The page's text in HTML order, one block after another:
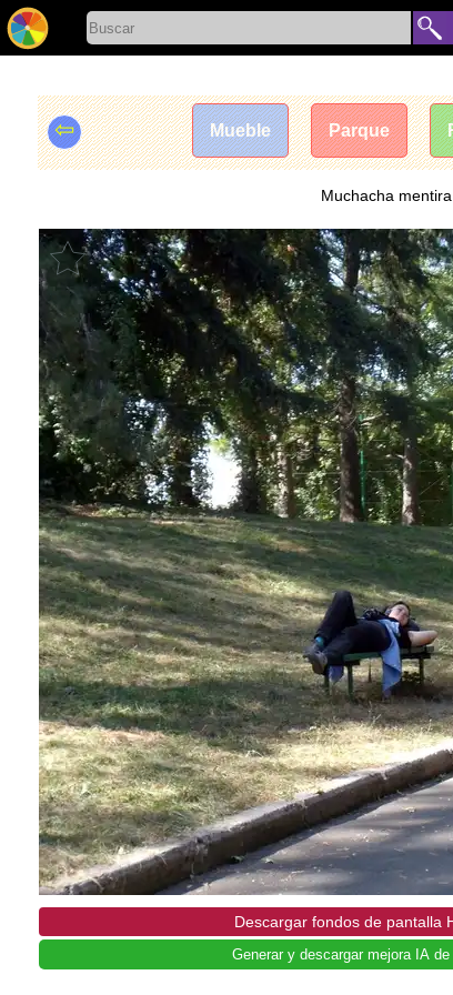
Mueble Parque
⇦
Muchacha
Descargar fondos de pantalla
Generar y descargar mejora IA